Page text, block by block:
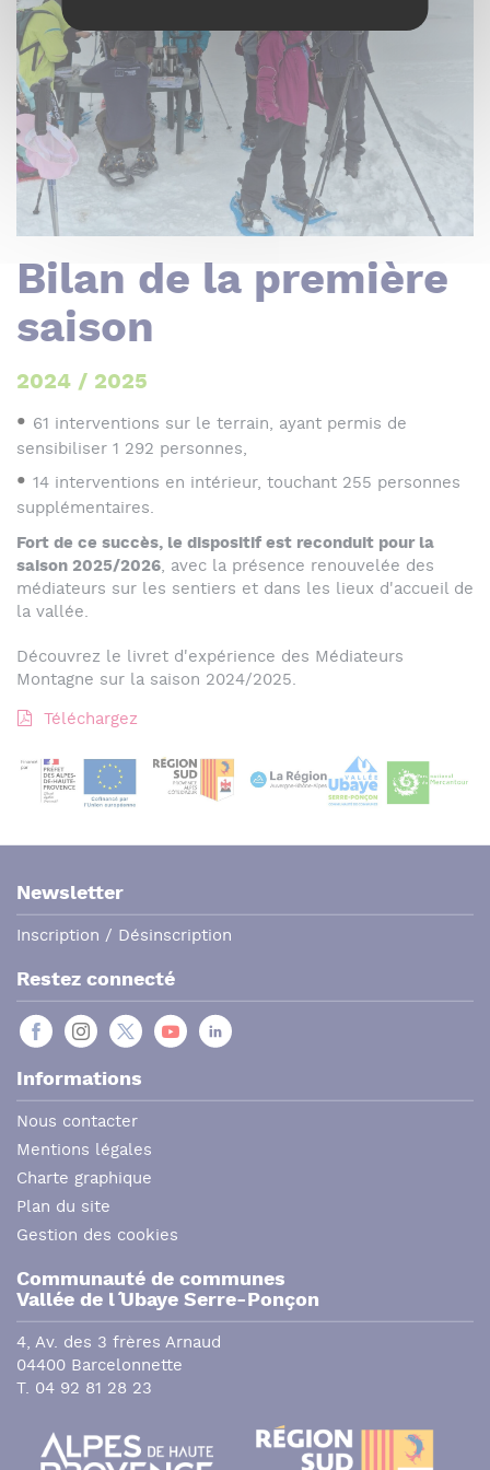
Bilan de la première
saison
2024 / 2025
61 interventions sur le terrain, ayant permis de
sensibiliser 1 292 personnes,
14 interventions en intérieur, touchant 255 personnes
supplémentaires.
Fort de ce succès, le dispositif est reconduit pour la
saison 2025/2026, avec la présence renouvelée des
médiateurs sur les sentiers et dans les lieux d'accueil de
la vallée.
Découvrez le livret d'expérience des Médiateurs
Montagne sur la saison 2024/2025.
Téléchargez
Newsletter
Inscription / Désinscription
Restez connecté
Informations
Nous contacter
Mentions légales
Charte graphique
Plan du site
Gestion des cookies
Communauté de communes
Vallée de l´ Ubaye Serre-Ponçon
4, Av. des 3 frères Arnaud
04400 Barcelonnette
T. 04 92 81 28 23